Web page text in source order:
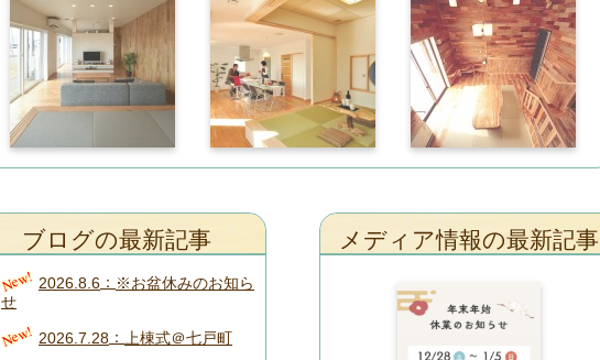
ブログの最新記事
New! 2026.8.6
※お盆休みのお知ら
せ
New! 2026.7.28
上棟式＠七戸町
メディア情報の最新記事